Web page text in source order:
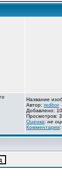
Название
Автор: redbor
Добавлено:
Просмотров:
Оценка: не
Комментарии